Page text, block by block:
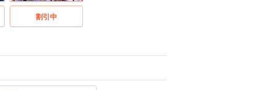
割引中